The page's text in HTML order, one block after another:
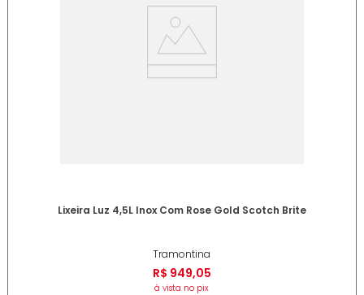
Lixeira Luz 4,5L Inox Com Rose Gold Scotch Brite
Tramontina
R$ 949,05
à vista no pix